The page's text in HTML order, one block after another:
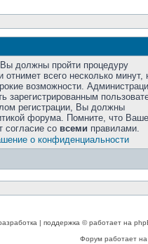
должны пройти процедуру
отнимет всего несколько минут,
возможности.
зарегистрированным
регистрации, Вы должны
форума. Помните, что Ваше
согласие со всеми правилами.
о конфиденциальности
| поддержка © работает на
Форум работает